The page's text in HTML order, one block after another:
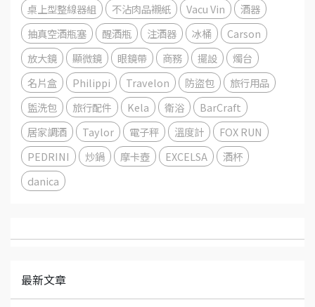
桌上型整線器組
不沾肉品襯紙 Vacu Vin
酒器
抽真空酒瓶塞
醒酒瓶 注酒器 冰桶
Carson
放大鏡
顯微鏡 眼鏡帶 商務 擺設
燭台
名片盒
Philippi Travelon 防盜包
旅行用品
盥洗包
旅行配件 Kela 衛浴
BarCraft
居家調酒
Taylor 電子秤 溫度計
FOX RUN
PEDRINI
炒鍋 摩卡壺 EXCELSA
酒杯
danica
最新文章